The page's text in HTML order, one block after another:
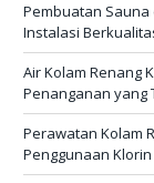
Pembuatan
Instalasi
Air Kolam Renang
Penanganan yang
Perawatan Kolam
Penggunaan Klorin